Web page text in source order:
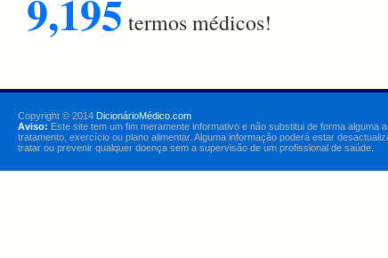
9,195 termos médicos!
Copyright © 2014 DicionárioMédico.com
Aviso: Este site tem um fim meramente informativo e não substitui de forma
tratamento, exercício ou plano alimentar. Alguma informação poderá estar
tratar ou prevenir qualquer doença sem a supervisão de um profissional de saúde.